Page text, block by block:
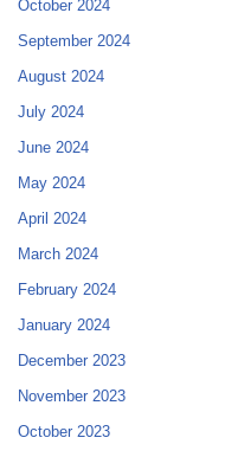
October 2024
September 2024
August 2024
July 2024
June 2024
May 2024
April 2024
March 2024
February 2024
January 2024
December 2023
November 2023
October 2023